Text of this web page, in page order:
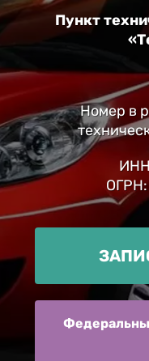
Пункт
Номер в
ОГРН: